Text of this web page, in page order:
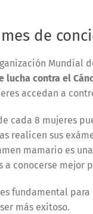
de
Mundial
lucha contra el
accedan a
cada 8 mujeres
realicen sus
mamario es
a conocerse mejor
fundamental
más exitoso.